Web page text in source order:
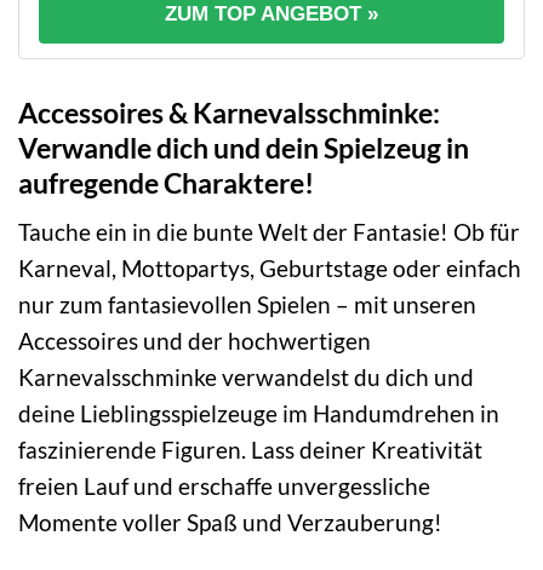
ZUM TOP ANGEBOT »
Accessoires & Karnevalsschminke:
Verwandle dich und dein Spielzeug in
aufregende Charaktere!
Tauche ein in die bunte Welt der Fantasie! Ob für
Karneval, Mottopartys, Geburtstage oder einfach
nur zum fantasievollen Spielen – mit unseren
Accessoires und der hochwertigen
Karnevalsschminke verwandelst du dich und
deine Lieblingsspielzeuge im Handumdrehen in
faszinierende Figuren. Lass deiner Kreativität
freien Lauf und erschaffe unvergessliche
Momente voller Spaß und Verzauberung!